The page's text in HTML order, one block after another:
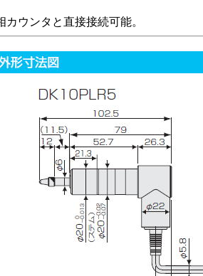
カウンタと直接接続可能。